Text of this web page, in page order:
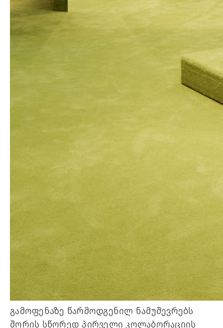
გამოფენაზე წარმოდგენილ ნამუშევრებს
შორის სწორედ პირველი კოლაბორაციის